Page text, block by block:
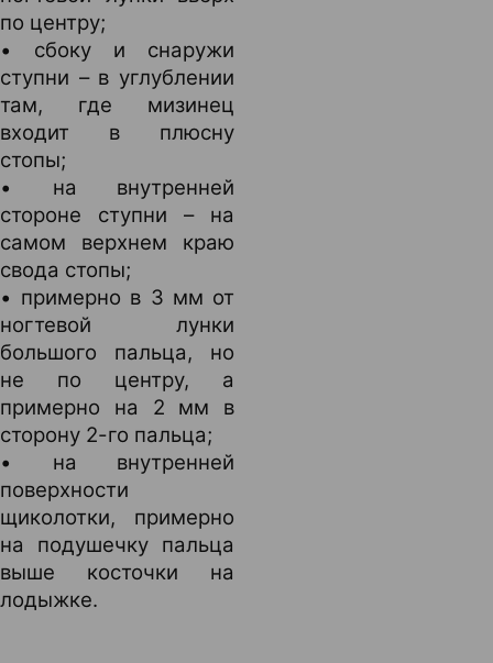
по центру;
• сбоку и снаружи
ступни – в углублении
там, где мизинец
входит в плюсну
стопы;
• на внутренней
стороне ступни – на
самом верхнем краю
свода стопы;
• примерно в 3 мм от
ногтевой лунки
большого пальца, но
не по центру, а
примерно на 2 мм в
сторону 2-го пальца;
• на внутренней
поверхности
щиколотки, примерно
на подушечку пальца
выше косточки на
лодыжке.